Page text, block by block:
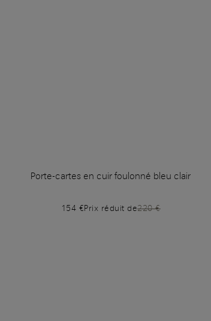
Porte-cartes en cuir foulonné bleu clair
154 €Prix réduit de220 €